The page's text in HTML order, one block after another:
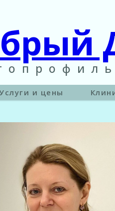
Услуги и цены